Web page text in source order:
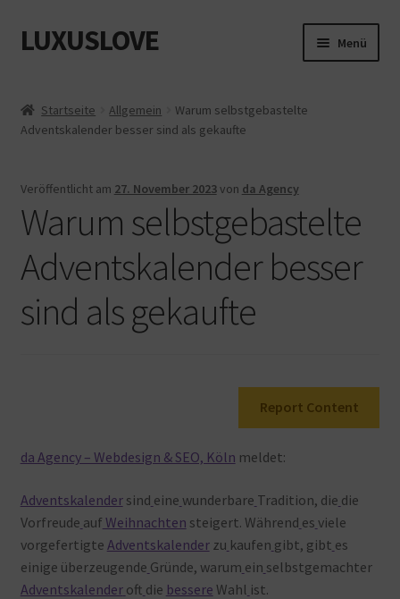
Zur
Navigation
Zum
Inhalt
LUXUSLOVE Menü
Cookie-Richtlinie (EU)
Datenschutz
Impressum
Kasse
Mein Konto
Startseite Allgemein
Warum selbstgebastelte
Adventskalender besser sind als gekaufte
Veröffentlicht am 27. November 2023von da Agency
Warum selbstgebastelte
Adventskalender besser
sind als gekaufte
Report Content
da Agency – Webdesign & SEO, Köln meldet:
Adventskalendersind eine wunderbare Tradition, die die
Vorfreude auf Weihnachten steigert. Während es viele
vorgefertigte Adventskalenderzu kaufen gibt, gibt es
einige überzeugende Gründe, warum ein selbstgemachter
Adventskalender oft die bessere Wahl ist.